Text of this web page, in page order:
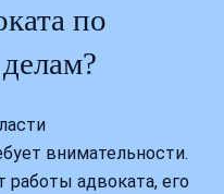
по
внимательности.
адвоката, его